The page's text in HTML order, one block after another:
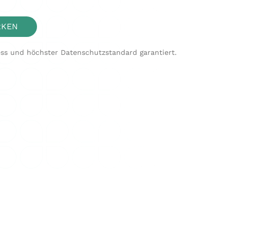
und höchster Datenschutzstandard garantiert.